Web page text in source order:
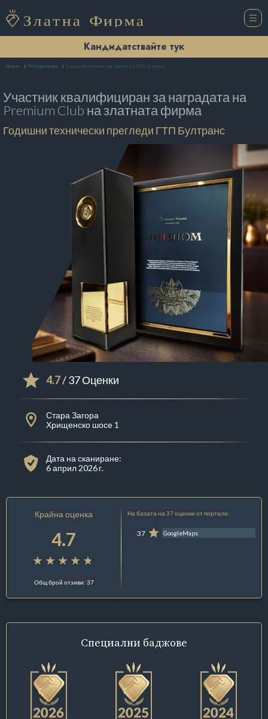
Кандидатствайте тук
Начало ГТП Стара Загора Годишни технически прегледи ГТП Бултранс
Участник квалифициран за наградата на
Premium Club на златната фирма
Годишни технически прегледи ГТП Бултранс
4.7/ 37 Оценки
Стара Загора
Хрищенско шосе 1
Дата на сканиране:
6 април 2026 г.
Крайна оценка
4.7
Общ брой отзиви: 37
На базата на 37 оценки от портали:
37 GoogleMaps
Специални баджове